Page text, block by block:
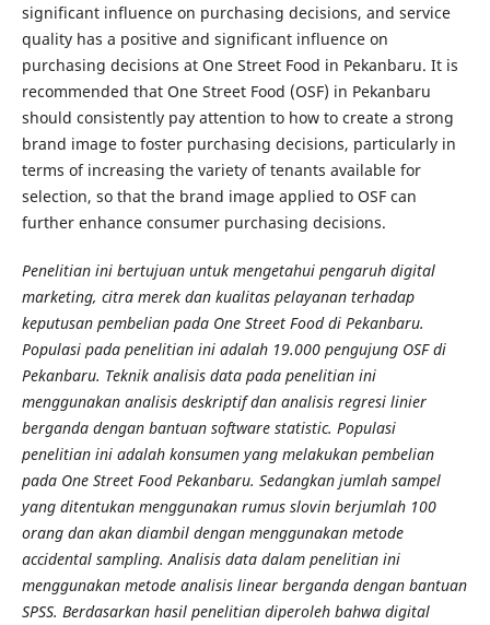
significant influence on purchasing decisions, and service
quality has a positive and significant influence on
purchasing decisions at One Street Food in Pekanbaru. It is
recommended that One Street Food (OSF) in Pekanbaru
should consistently pay attention to how to create a strong
brand image to foster purchasing decisions, particularly in
terms of increasing the variety of tenants available for
selection, so that the brand image applied to OSF can
further enhance consumer purchasing decisions.
Penelitian ini bertujuan untuk mengetahui pengaruh digital
marketing, citra merek dan kualitas pelayanan terhadap
keputusan pembelian pada One Street Food di Pekanbaru.
Populasi pada penelitian ini adalah 19.000 pengujung OSF di
Pekanbaru. Teknik analisis data pada penelitian ini
menggunakan analisis deskriptif dan analisis regresi linier
berganda dengan bantuan software statistic. Populasi
penelitian ini adalah konsumen yang melakukan pembelian
pada One Street Food Pekanbaru. Sedangkan jumlah sampel
yang ditentukan menggunakan rumus slovin berjumlah 100
orang dan akan diambil dengan menggunakan metode
accidental sampling. Analisis data dalam penelitian ini
menggunakan metode analisis linear berganda dengan bantuan
SPSS. Berdasarkan hasil penelitian diperoleh bahwa digital